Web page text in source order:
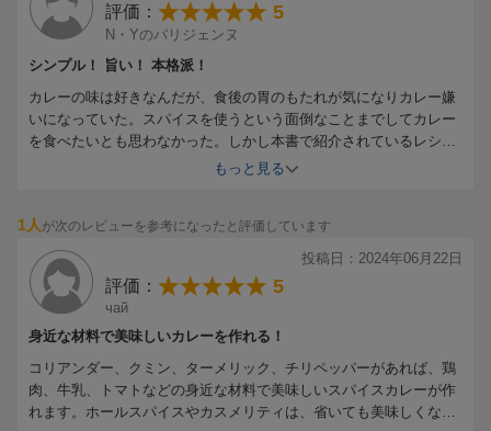
評価： 5
N・Yのパリジェンヌ
シンプル！ 旨い！ 本格派！
カレーの味は好きなんだが、食後の胃のもたれが気になりカレー嫌
いになっていた。スパイスを使うという面倒なことまでしてカレー
を食べたいとも思わなかった。しかし本書で紹介されているレシピ
ではスパイスは３種類でもＯＫ！ おまけに脂肪分は食用油を大匙１
っきり。そりゃそうだ。スパイスは漢方薬の原料でもあるし、胃腸
の働きを良くする作用もある。今までは夏にカレーを食べるなん
て、正気ではないと思っていた。しかし、今こそ声を大にして言い
たい。「夏こそ手作りカレーだ！！」
もっと見る
1人が次のレビューを参考になったと評価しています
投稿日：2024年06月22日
評価： 5
чай
身近な材料で美味しいカレーを作れる！
コリアンダー、クミン、ターメリック、チリペッパーがあれば、鶏
肉、牛乳、トマトなどの身近な材料で美味しいスパイスカレーが作
れます。ホールスパイスやカスメリティは、省いても美味しくなり